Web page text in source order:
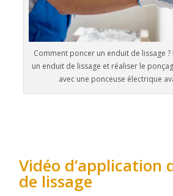
Comment poncer un enduit de lissage ?
un enduit de lissage et réaliser le
avec une ponceuse électrique
Vidéo d’application
de lissage